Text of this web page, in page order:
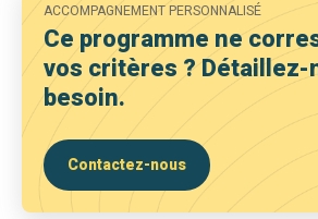
ACCOMPAGNEMENT PERSONNALISÉ
Ce programme ne
vos critères ? Détaillez-
besoin.
Contactez-nous